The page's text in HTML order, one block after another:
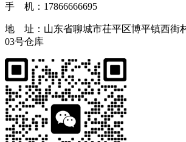
手 机：17866666695
地 址：山东省聊城市茌平区博平镇西街
03号仓库